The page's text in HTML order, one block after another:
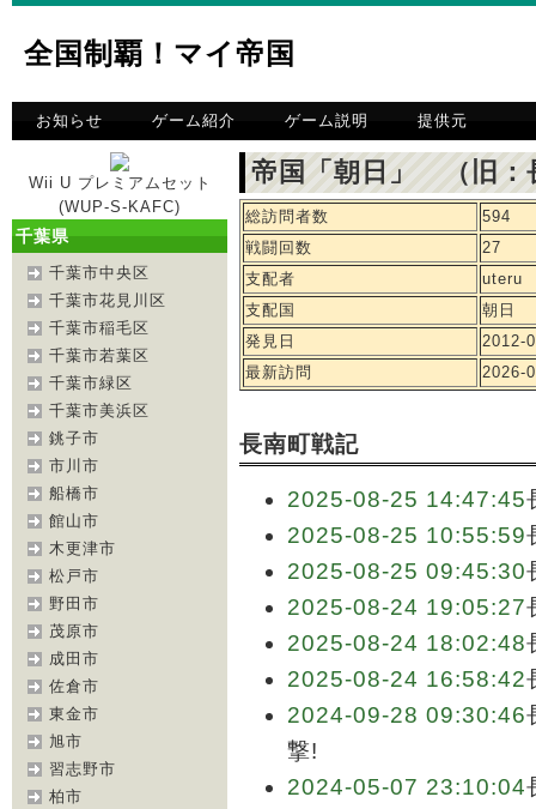
全国制覇！マイ帝国
お知らせ ゲーム紹介 ゲーム説明 提供元
Wii U プレミアムセット
(WUP-S-KAFC)
千葉県
千葉市中央区
千葉市花見川区
千葉市稲毛区
千葉市若葉区
千葉市緑区
千葉市美浜区
銚子市
市川市
船橋市
館山市
木更津市
松戸市
野田市
茂原市
成田市
佐倉市
東金市
旭市
習志野市
柏市
帝国「朝日」 （旧：
総訪問者数
594
戦闘回数
27
支配者
uteru
支配国
朝日
発見日
2012-
最新訪問
2026-
長南町戦記
2025-08-25 14:47:45
2025-08-25 10:55:59
2025-08-25 09:45:30
2025-08-24 19:05:27
2025-08-24 18:02:48
2025-08-24 16:58:42
2024-09-28 09:30:46
撃!
2024-05-07 23:10:04